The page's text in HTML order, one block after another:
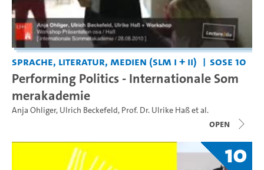
Sprache, Literatur, Medien (SLM I + II) SoSe 10
Performing Politics - Internationale Som
merakademie
Anja Ohliger, Ulrich Beckefeld, Prof. Dr. Ulrike Haßet al.
open
10